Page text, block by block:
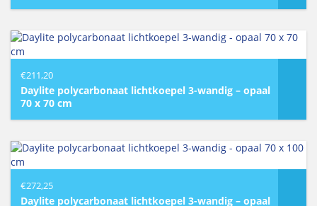
€211,20
Daylite polycarbonaat lichtkoepel 3-wandig – opaal
70 x 70 cm
€272,25
Daylite polycarbonaat lichtkoepel 3-wandig – opaal